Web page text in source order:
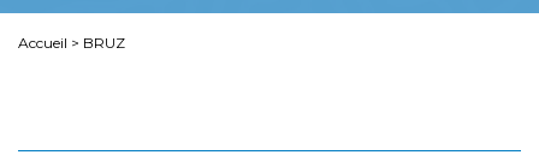
Accueil > BRUZ